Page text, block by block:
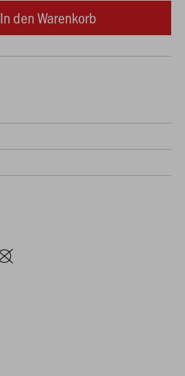
In den Warenkorb